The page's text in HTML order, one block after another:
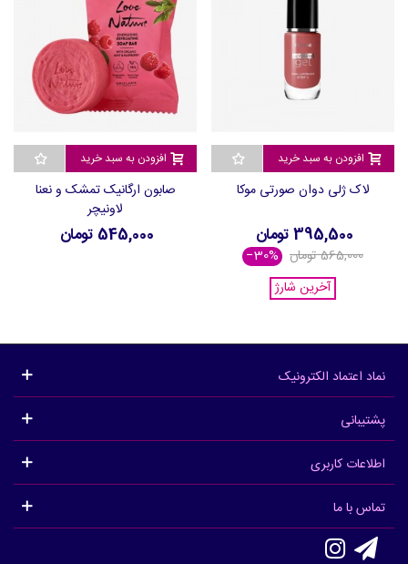
افزودن به سبد خرید
لاک ژلی دوان صورتی موکا
395,500 تومان
565,000 تومان
‎−30%
آخرین شارژ
افزودن به سبد خرید
صابون ارگانیک تمشک و نعنا
لاونیچر
545,000 تومان
نماد اعتماد الکترونیک
پشتیبانی
اطلاعات کاربری
تماس با ما